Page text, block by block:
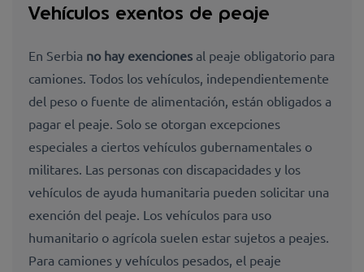
Vehículos exentos de peaje
En Serbia no hay exenciones al peaje obligatorio para
camiones. Todos los vehículos, independientemente
del peso o fuente de alimentación, están obligados a
pagar el peaje. Solo se otorgan excepciones
especiales a ciertos vehículos gubernamentales o
militares. Las personas con discapacidades y los
vehículos de ayuda humanitaria pueden solicitar una
exención del peaje. Los vehículos para uso
humanitario o agrícola suelen estar sujetos a peajes.
Para camiones y vehículos pesados, el peaje